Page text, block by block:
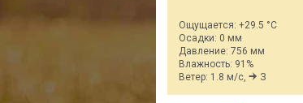
Ощущается: +29.5 °C
Осадки: 0 мм
Давление: 756 мм
Влажность: 91%
Ветер: 1.8 м/с,
З